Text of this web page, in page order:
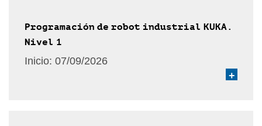
Programación de robot industrial KUKA.
Nivel 1
Inicio: 07/09/2026
+